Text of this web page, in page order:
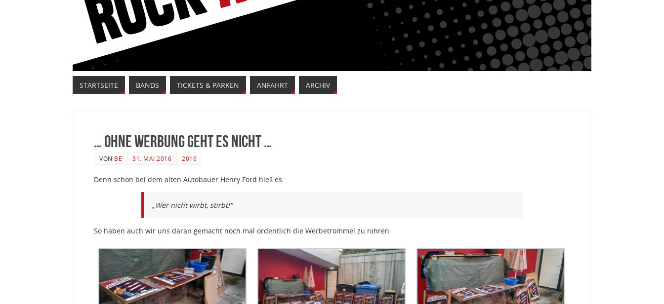
STARTSEITE BANDS TICKETS & PARKEN ANFAHRT ARCHIV
… ohne Werbung geht es nicht …
VON BE 31. MAI 2016 2016
Denn schon bei dem alten Autobauer Henry Ford hieß es:
„Wer nicht wirbt, stirbt!“
So haben auch wir uns daran gemacht noch mal ordentlich die Werbetrommel zu rühren: